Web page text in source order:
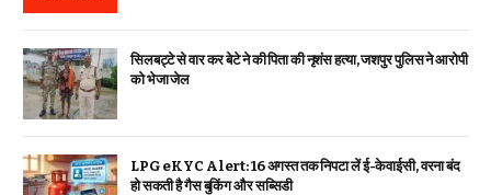
सिलबट्टे से वार कर बेटे ने की पिता की नृशंस हत्या, जशपुर पुलिस ने आरोपी
को भेजा जेल
LPG eKYC Alert: 16 अगस्त तक निपटा लें ई-केवाईसी, वरना बंद
हो सकती है गैस बुकिंग और सब्सिडी